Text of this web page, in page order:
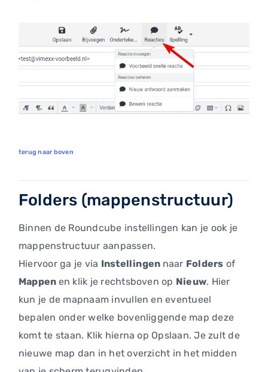
terug naar boven
Folders (mappenstructuur)
Binnen de Roundcube instellingen kan je ook je
mappenstructuur aanpassen.
Hiervoor ga je via Instellingen naar Folders of
Mappen en klik je rechtsboven op Nieuw. Hier
kun je de mapnaam invullen en eventueel
bepalen onder welke bovenliggende map deze
komt te staan. Klik hierna op Opslaan. Je zult de
nieuwe map dan in het overzicht in het midden